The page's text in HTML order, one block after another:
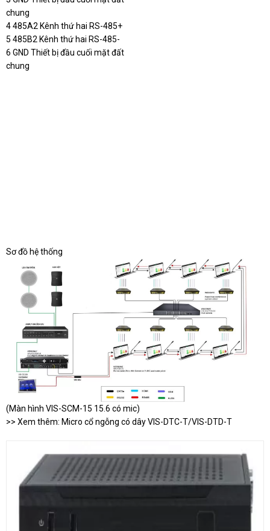
chung
4 485A2 Kênh thứ hai RS-485+
5 485B2 Kênh thứ hai RS-485-
6 GND Thiết bị đầu cuối mặt đất
chung
Sơ đồ hệ thống
(Màn hình VIS-SCM-15 15.6 có mic)
>> Xem thêm: Micro cổ ngỗng có dây VIS-DTC-T/VIS-DTD-T